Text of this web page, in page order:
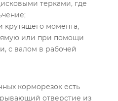
терками, где
крутящего момента,
или при помощи
с валом в рабочей
корморезок есть
отверстие из